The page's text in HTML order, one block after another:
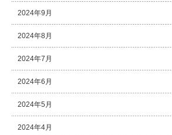
2024年9月
2024年8月
2024年7月
2024年6月
2024年5月
2024年4月